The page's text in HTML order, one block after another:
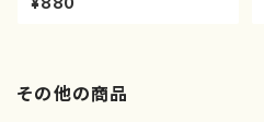
その他の商品